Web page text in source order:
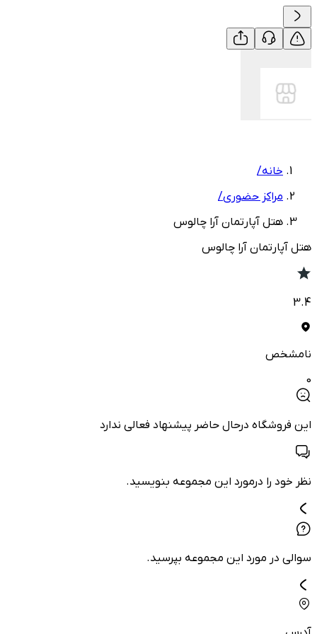
خانه/
مراکز حضوری/
هتل آپارتمان آرا چالوس
هتل آپارتمان آرا چالوس
3.4
نامشخص
0
این فروشگاه درحال حاضر پیشنهاد فعالی ندارد
نظر خود را درمورد این مجموعه بنویسید.
سوالی در مورد این مجموعه بپرسید.